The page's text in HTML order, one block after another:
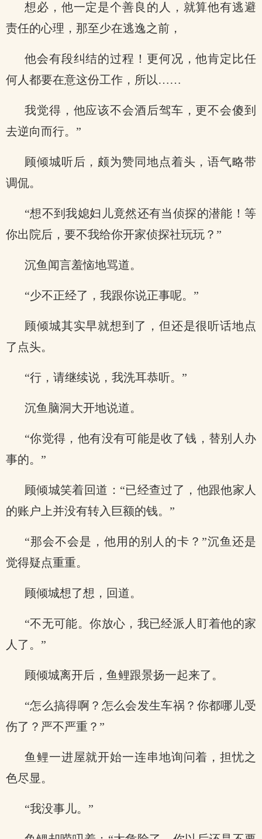
想必，他一定是个善良的人，就算他有逃避
责任的心理，那至少在逃逸之前，
他会有段纠结的过程！更何况，他肯定比任
何人都要在意这份工作，所以……
我觉得，他应该不会酒后驾车，更不会傻到
去逆向而行。”
顾倾城听后，颇为赞同地点着头，语气略带
调侃。
“想不到我媳妇儿竟然还有当侦探的潜能！等
你出院后，要不我给你开家侦探社玩玩？”
沉鱼闻言羞恼地骂道。
“少不正经了，我跟你说正事呢。”
顾倾城其实早就想到了，但还是很听话地点
了点头。
“行，请继续说，我洗耳恭听。”
沉鱼脑洞大开地说道。
“你觉得，他有没有可能是收了钱，替别人办
事的。”
顾倾城笑着回道：“已经查过了，他跟他家人
的账户上并没有转入巨额的钱。”
“那会不会是，他用的别人的卡？”沉鱼还是
觉得疑点重重。
顾倾城想了想，回道。
“不无可能。你放心，我已经派人盯着他的家
人了。”
顾倾城离开后，鱼鲤跟景扬一起来了。
“怎么搞得啊？怎么会发生车祸？你都哪儿受
伤了？严不严重？”
鱼鲤一进屋就开始一连串地询问着，担忧之
色尽显。
“我没事儿。”